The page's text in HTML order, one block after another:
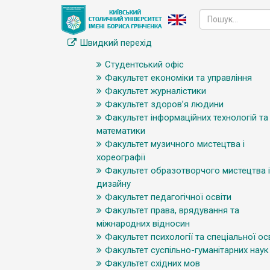
Швидкий перехід
Студентський офіс
Факультет економіки та управління
Факультет журналістики
Факультет здоров’я людини
Факультет інформаційних технологій та
математики
Факультет музичного мистецтва і
хореографії
Факультет образотворчого мистецтва і
дизайну
Факультет педагогічної освіти
Факультет права, врядування та
міжнародних відносин
Факультет психології та спеціальної
Факультет суспільно-гуманітарних наук
Факультет східних мов